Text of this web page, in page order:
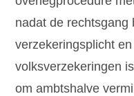
nadat de rechtsgang
verzekeringsplicht
volksverzekeringen
om ambtshalve